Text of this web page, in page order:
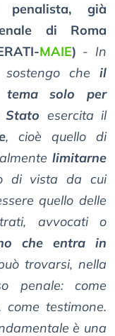
penalista, già
di Roma
MAIE) - In
che il
solo per
Stato esercita il
, cioè quello di
limitarne
di vista da cui
quello delle
avvocati o
che entra in
trovarsi, nella
penale: come
testimone.
è una